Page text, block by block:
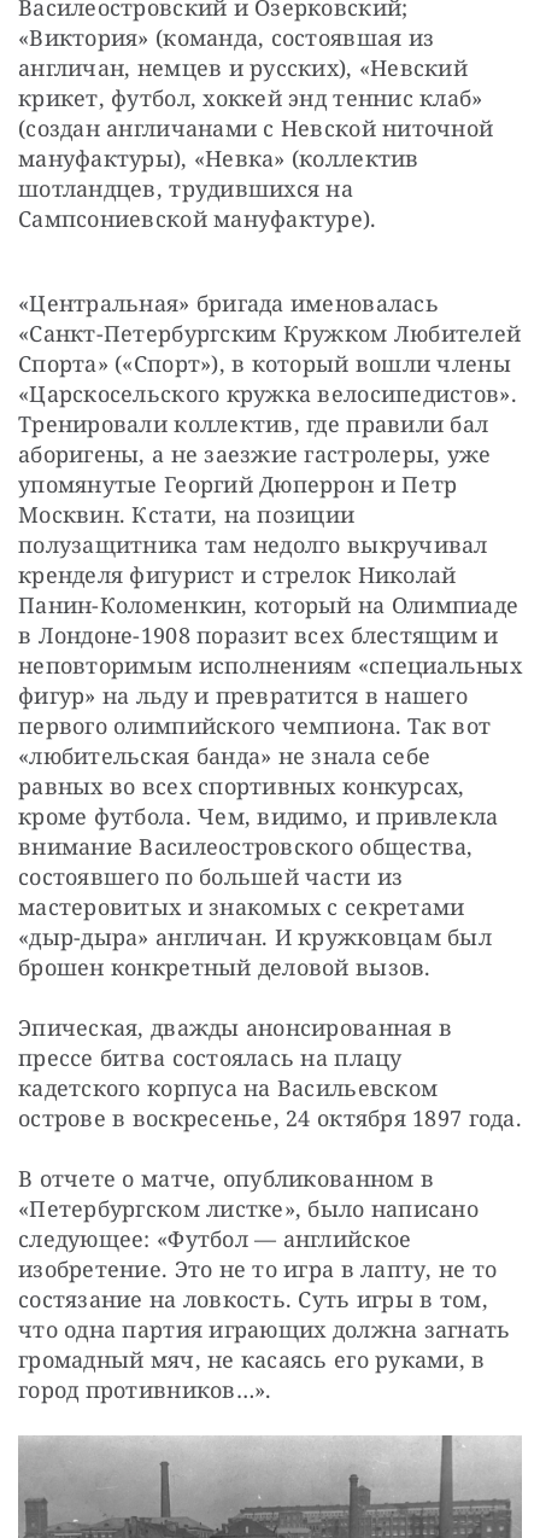
Василеостровский и Озерковский;
«Виктория» (команда, состоявшая из
англичан, немцев и русских), «Невский
крикет, футбол, хоккей энд теннис клаб»
(создан англичанами с Невской ниточной
мануфактуры), «Невка» (коллектив
шотландцев, трудившихся на
Сампсониевской мануфактуре).
«Центральная» бригада именовалась
«Санкт-Петербургским Кружком Любителей
Спорта» («Спорт»), в который вошли члены
«Царскосельского кружка велосипедистов».
Тренировали коллектив, где правили бал
аборигены, а не заезжие гастролеры, уже
упомянутые Георгий Дюперрон и Петр
Москвин. Кстати, на позиции
полузащитника там недолго выкручивал
кренделя фигурист и стрелок Николай
Панин-Коломенкин, который на Олимпиаде
в Лондоне-1908 поразит всех блестящим и
неповторимым исполнениям «специальных
фигур» на льду и превратится в нашего
первого олимпийского чемпиона. Так вот
«любительская банда» не знала себе
равных во всех спортивных конкурсах,
кроме футбола. Чем, видимо, и привлекла
внимание Василеостровского общества,
состоявшего по большей части из
мастеровитых и знакомых с секретами
«дыр-дыра» англичан. И кружковцам был
брошен конкретный деловой вызов.
Эпическая, дважды анонсированная в
прессе битва состоялась на плацу
кадетского корпуса на Васильевском
острове в воскресенье, 24 октября 1897 года.
В отчете о матче, опубликованном в
«Петербургском листке», было написано
следующее: «Футбол — английское
изобретение. Это не то игра в лапту, не то
состязание на ловкость. Суть игры в том,
что одна партия играющих должна загнать
громадный мяч, не касаясь его руками, в
город противников…».